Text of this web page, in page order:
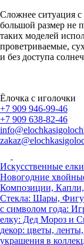
Сложнее ситуация с
большой размер не
таких моделей
проветриваемые,
и без доступа
Ёлочка с иголочки
+7 909 946-99-46
+7 909 638-82-46
Искусственные
Новогодние
Композиции,
Стекла: Шары,
с символом года:
елку: Дед Мороз и
декор: цветы,
украшения в